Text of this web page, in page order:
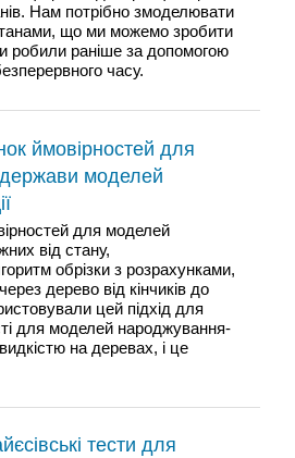
Нам потрібно змоделювати
що ми можемо зробити
робили раніше за допомогою
часу.
ймовірностей для
моделей
для моделей
від стану,
обрізки з розрахунками,
дерево від кінчиків до
цей підхід для
для моделей народжування-
на деревах, і це
тести для